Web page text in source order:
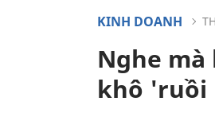
KINH DOANH
Nghe
khô 'ruồi